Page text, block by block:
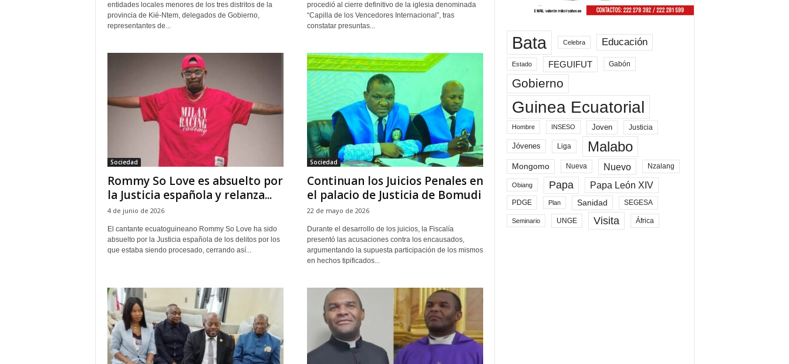
entidades locales menores de los tres distritos de la
provincia de Kié-Ntem, delegados de Gobierno,
representantes de...
procedió al cierre definitivo de la iglesia denominada
“Capilla de los Vencedores Internacional”, tras
constatar presuntas...
Sociedad
Rommy So Love es absuelto por
la Justicia española y relanza...
4 de junio de 2026
El cantante ecuatoguineano Rommy So Love ha sido
absuelto por la Justicia española de los delitos por los
que estaba siendo procesado, cerrando así...
Sociedad
Continuan los Juicios Penales en
el palacio de Justicia de Bomudi
22 de mayo de 2026
Durante el desarrollo de los juicios, la Fiscalía
presentó las acusaciones contra los encausados,
argumentando la supuesta participación de los mismos
en hechos tipificados...
Bata Celebra Educación
Estado FEGUIFUT Gabón
Gobierno
Guinea Ecuatorial
Hombre INSESO Joven Justicia
Jóvenes Liga Malabo
Mongomo Nueva Nuevo Nzalang
Obiang Papa Papa León XIV
PDGE Plan Sanidad SEGESA
Seminario UNGE Visita África